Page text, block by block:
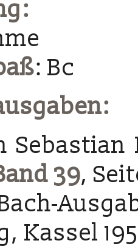
: Bc
Sebastian
39,
Kassel